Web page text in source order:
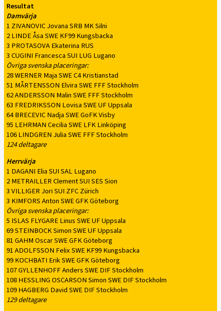
Resultat
Damvärja
1 ZIVANOVIC Jovana SRB MK Silni
2 LINDE Åsa SWE KF99 Kungsbacka
3 PROTASOVA Ekaterina RUS
3 CUGINI Francesca SUI LUG Lugano
Övriga svenska placeringar:
28 WERNER Maja SWE C4 Kristianstad
51 MÅRTENSSON Elvira SWE FFF Stockholm
62 ANDERSSON Malin SWE FFF Stockholm
63 FREDRIKSSON Lovisa SWE UF Uppsala
64 BRECEVIC Nadja SWE GoFK Visby
95 LEHRMAN Cecilia SWE LFK Linköping
106 LINDGREN Julia SWE FFF Stockholm
124 deltagare
Herrvärja
1 DAGANI Elia SUI SAL Lugano
2 METRAILLER Clement SUI SES Sion
3 VILLIGER Jori SUI ZFC Zürich
3 KIMFORS Anton SWE GFK Göteborg
Övriga svenska placeringar:
5 ISLAS FLYGARE Linus SWE UF Uppsala
69 STEINBOCK Simon SWE UF Uppsala
81 GAHM Oscar SWE GFK Göteborg
91 ADOLFSSON Felix SWE KF99 Kungsbacka
99 KOCHBATI Erik SWE GFK Göteborg
107 GYLLENHOFF Anders SWE DIF Stockholm
108 HESSLING OSCARSON Simon SWE DIF Stockholm
109 HAGBERG David SWE DIF Stockholm
129 deltagare